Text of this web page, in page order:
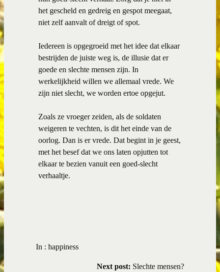
het gescheld en gedreig en gespot meegaat,
niet zelf aanvalt of dreigt of spot.
Iedereen is opgegroeid met het idee dat elkaar
bestrijden de juiste weg is, de illusie dat er
goede en slechte mensen zijn. In
werkelijkheid willen we allemaal vrede. We
zijn niet slecht, we worden ertoe opgejut.
Zoals ze vroeger zeiden, als de soldaten
weigeren te vechten, is dit het einde van de
oorlog. Dan is er vrede. Dat begint in je geest,
met het besef dat we ons laten opjutten tot
elkaar te bezien vanuit een goed-slecht
verhaaltje.
In : happiness
Next post: Slechte mensen?